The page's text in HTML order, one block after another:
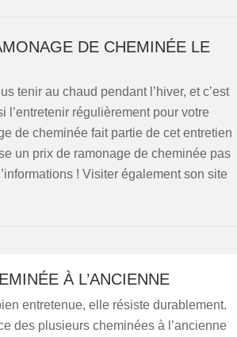
DE CHEMINÉE LE
tenir au chaud pendant l’hiver, et c’est
régulièrement pour votre
de cheminée fait partie de cet entretien
un prix de ramonage de cheminée pas
! Visiter également son site
À L’ANCIENNE
entretenue, elle résiste durablement.
des plusieurs cheminées à l’ancienne